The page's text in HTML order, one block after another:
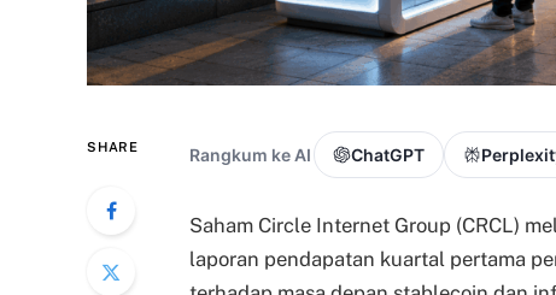
SHARE Rangkum ke AI ChatGPT
Saham Circle Internet Group (CRCL)
laporan pendapatan kuartal pertama